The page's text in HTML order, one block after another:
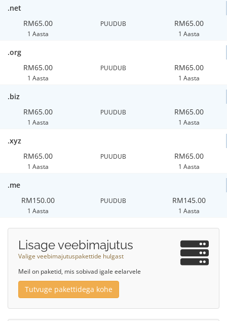
.net
RM65.00
1 Aasta
PUUDUB RM65.00
1 Aasta
.org
RM65.00
1 Aasta
PUUDUB RM65.00
1 Aasta
.biz
RM65.00
1 Aasta
PUUDUB RM65.00
1 Aasta
.xyz
RM65.00
1 Aasta
PUUDUB RM65.00
1 Aasta
.me
RM150.00
1 Aasta
PUUDUB RM145.00
1 Aasta
Lisage veebimajutus
Valige veebimajutuspakettide hulgast
Meil on paketid, mis sobivad igale eelarvele
Tutvuge pakettidega kohe